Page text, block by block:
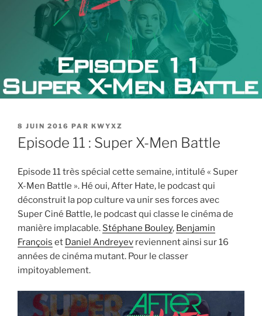
PUBLIÉ
LE
8 JUIN 2016 PAR KWYXZ
Episode 11 : Super X-Men Battle
Episode 11 très spécial cette semaine, intitulé « Super
X-Men Battle ». Hé oui, After Hate, le podcast qui
déconstruit la pop culture va unir ses forces avec
Super Ciné Battle, le podcast qui classe le cinéma de
manière implacable. Stéphane Bouley, Benjamin
François et Daniel Andreyev reviennent ainsi sur 16
années de cinéma mutant. Pour le classer
impitoyablement.